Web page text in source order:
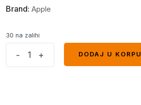
Brand: Apple
30 na zalihi
- +
DODAJ U KORPU